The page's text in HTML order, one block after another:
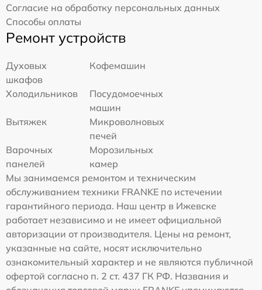
Согласие на обработку персональных данных
Способы оплаты
Ремонт устройств
Духовых
шкафов
Кофемашин
Холодильников
Посудомоечных
машин
Вытяжек
Микроволновых
печей
Варочных
панелей
Морозильных
камер
Мы занимаемся ремонтом и техническим
обслуживанием техники FRANKE по истечении
гарантийного периода. Наш центр в Ижевске
работает независимо и не имеет официальной
авторизации от производителя. Цены на ремонт,
указанные на сайте, носят исключительно
ознакомительный характер и не являются публичной
офертой согласно п. 2 ст. 437 ГК РФ. Названия и